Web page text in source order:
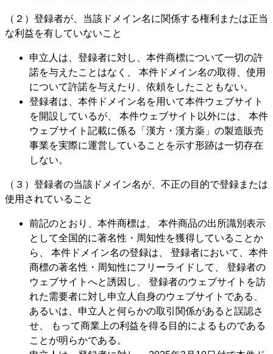
（２）登録者が、当該ドメイン名に関係する権利または正当
な利益を有していないこと
申立人は、登録者に対し、本件商標について一切の許
諾を与えたことはなく、 本件ドメイン名の取得、使用
について許諾を与えたり、依頼をしたこともない。
登録者は、本件ドメイン名を用いて本件ウェブサイト
を開設しているが、 本件ウェブサイト以外には、 本件
ウェブサイト記載に係る「漢方・漢方薬」の製造販売
事業を実際に運営していることを示す形跡は一切存在
しない。
（３）登録者の当該ドメイン名が、不正の目的で登録または
使用されていること
前記のとおり、本件商標は、 本件商品の出所識別表示
として全国的に著名性・周知性を獲得していることか
ら、 本件ドメイン名の登録は、 登録者において、本件
商標の著名性・周知性にフリーライドして、 登録者の
ウェブサイトへと誘因し、 登録者のウェブサイトを訪
れた需要者に対し申立人自身のウェブサイトである、
あるいは、申立人と何らかの取引関係があると誤認さ
せ、 もって商業上の利益を得る目的によるものである
ことが明らかである。